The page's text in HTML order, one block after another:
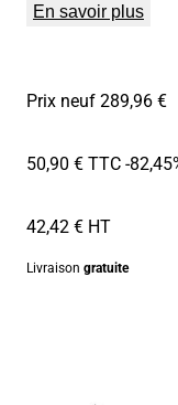
En savoir plus
Prix neuf 289,96 €
50,90 € TTC-
42,42 € HT
Livraison gratuite